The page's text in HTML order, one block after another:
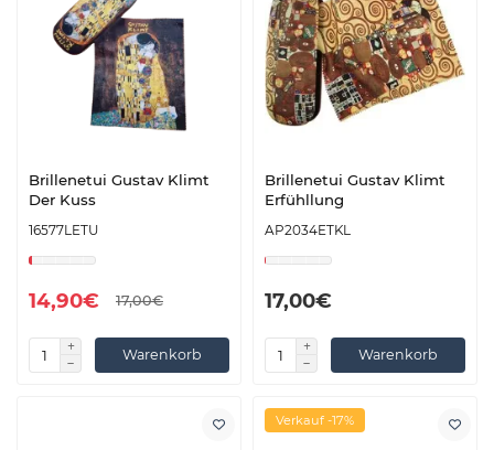
Brillenetui Gustav Klimt
Der Kuss
16577LETU
14,90€ 17,00€
Warenkorb
Brillenetui Gustav Klimt
Erfühllung
AP2034ETKL
17,00€
Warenkorb
Verkauf -17%